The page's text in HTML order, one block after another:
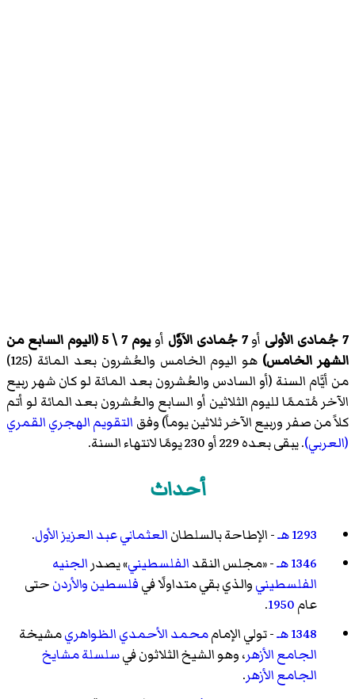
7 جُمادى الأولى أو7 جُمادی‌ الاَوَّل أو
يوم 7 \ 5 (اليوم السابع من
الشهر الخامس)
هو اليوم الخامس والعُشرون بعد المائة (125)
من أيَّام السنة (أو السادس والعُشرون بعد المائة لو كان شهر ربيع
الآخر مُتممًا لليوم الثلاثين أو السابع والعُشرون بعد المائة لو أتم
كلاً من صفر وربيع الآخر ثلاثين يوماً) وفق التقويم الهجري القمري
(العربي). يبقى بعده 229 أو 230 يومًا لانتهاء السنة.
أحداث
1293 هـ - الإطاحة بالسلطانالعثمانيعبد العزيز الأول.
1346 هـ
- «مجلس النقدالفلسطيني» يصدرالجنيه
الفلسطينيوالذي بقي متداولًا فيفلسطينوالأردنحتى
عام1950
.
1348 هـ
- تولي الإماممحمد الأحمدي الظواهريمشيخة
الجامع الأزهر، وهو الشيخ الثلاثون فيسلسلة مشايخ
الجامع الأزهر.